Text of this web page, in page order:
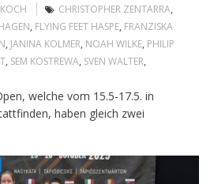
CHRISTOPHER ZENTARRA,
, FLYING FEET HASPE, FRANZISKA
, JANINA KOLMER, NOAH WILKE, PHILIP
, SEM KOSTREWA, SVEN WALTER,
welche vom 15.5-17.5. in
haben gleich zwei